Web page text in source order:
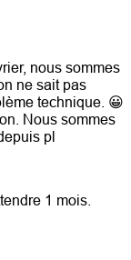
nous sommes
ne sait pas
technique. 😀
Nous sommes
pl
1 mois.